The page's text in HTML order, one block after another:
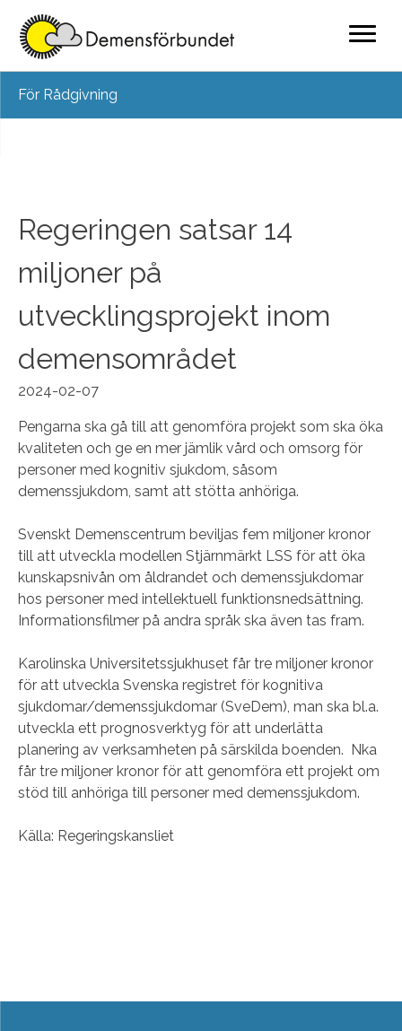
content
För Rådgivning
Regeringen satsar 14
miljoner på
utvecklingsprojekt inom
demensområdet
2024-02-07
Pengarna ska gå till att genomföra projekt som ska öka
kvaliteten och ge en mer jämlik vård och omsorg för
personer med kognitiv sjukdom, såsom
demenssjukdom, samt att stötta anhöriga.
Svenskt Demenscentrum beviljas fem miljoner kronor
till att utveckla modellen Stjärnmärkt LSS för att öka
kunskapsnivån om åldrandet och demenssjukdomar
hos personer med intellektuell funktionsnedsättning.
Informationsfilmer på andra språk ska även tas fram.
Karolinska Universitetssjukhuset får tre miljoner kronor
för att utveckla Svenska registret för kognitiva
sjukdomar/demenssjukdomar (SveDem), man ska bl.a.
utveckla ett prognosverktyg för att underlätta
planering av verksamheten på särskilda boenden. Nka
får tre miljoner kronor för att genomföra ett projekt om
stöd till anhöriga till personer med demenssjukdom.
Källa: Regeringskansliet